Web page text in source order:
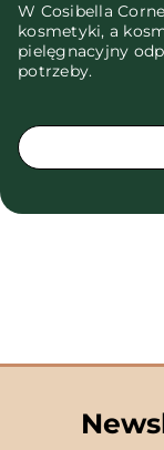
W Cosibella
kosmetyki, a
pielęgnacyjny
potrzeby.